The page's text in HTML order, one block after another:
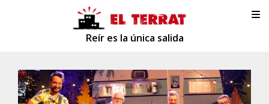
Reír es la única salida